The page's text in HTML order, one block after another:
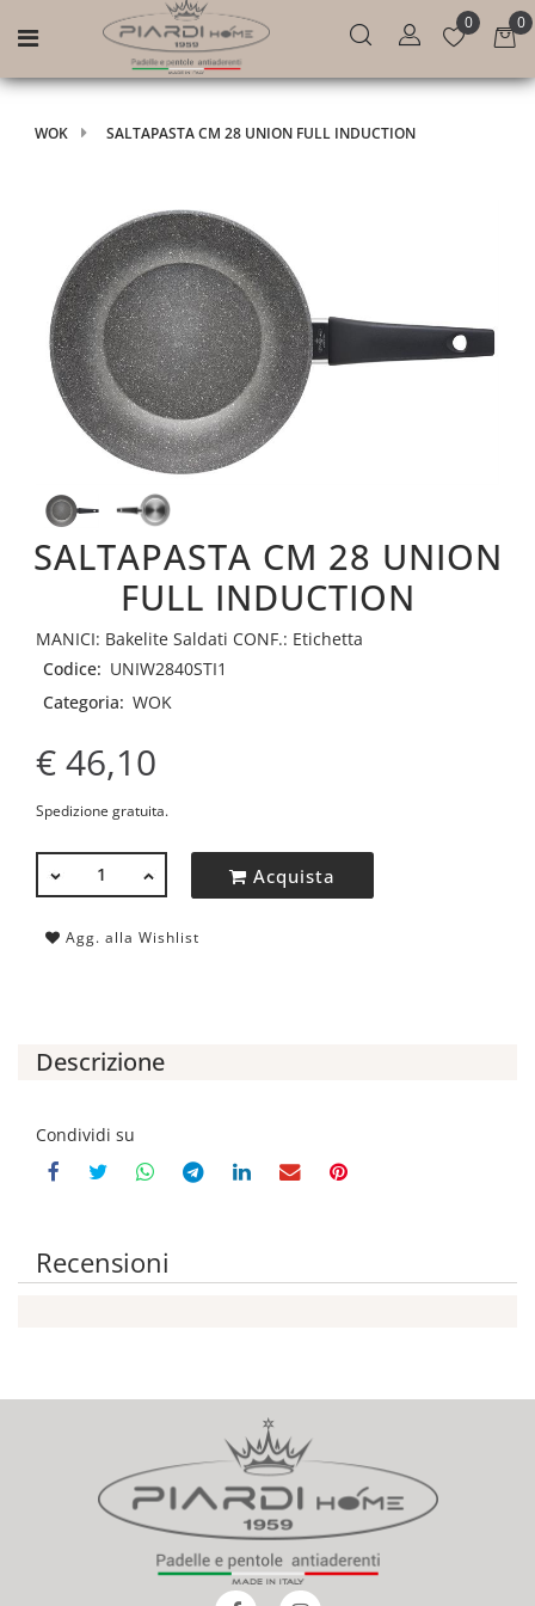
Open menu
0 0
WOK SALTAPASTA CM 28 UNION FULL INDUCTION
SALTAPASTA CM 28 UNION
FULL INDUCTION
MANICI: Bakelite Saldati CONF.: Etichetta
Codice: UNIW2840STI1
Categoria: WOK
€ 46,10
Spedizione gratuita.
Acquista
Agg. alla Wishlist
Descrizione
Condividi su
Recensioni